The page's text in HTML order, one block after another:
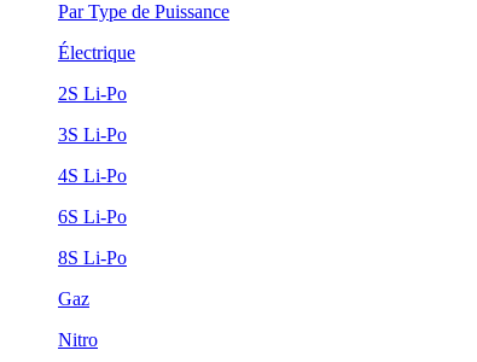
Par Type de Puissance
Électrique
2S Li-Po
3S Li-Po
4S Li-Po
6S Li-Po
8S Li-Po
Gaz
Nitro